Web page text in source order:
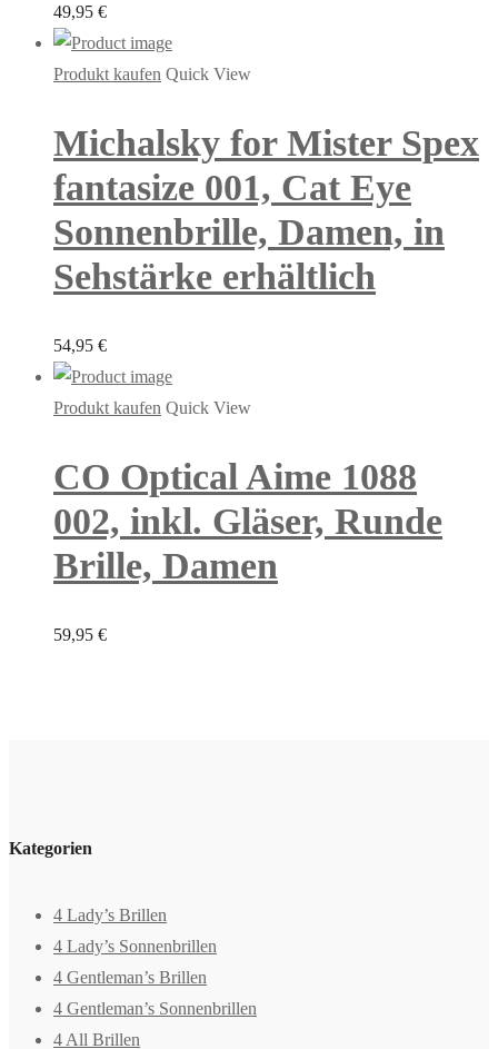
49,95 €
Produkt kaufen Quick View
Michalsky for Mister Spex
fantasize 001, Cat Eye
Sonnenbrille, Damen, in
Sehstärke erhältlich
54,95 €
Produkt kaufen Quick View
CO Optical Aime 1088
002, inkl. Gläser, Runde
Brille, Damen
59,95 €
Kategorien
4 Lady’s Brillen
4 Lady’s Sonnenbrillen
4 Gentleman’s Brillen
4 Gentleman’s Sonnenbrillen
4 All Brillen